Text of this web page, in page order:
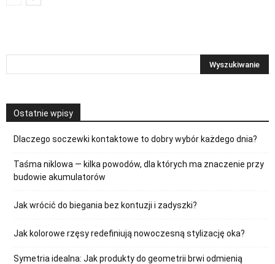
Ostatnie wpisy
Dlaczego soczewki kontaktowe to dobry wybór każdego dnia?
Taśma niklowa — kilka powodów, dla których ma znaczenie przy
budowie akumulatorów
Jak wrócić do biegania bez kontuzji i zadyszki?
Jak kolorowe rzęsy redefiniują nowoczesną stylizację oka?
Symetria idealna: Jak produkty do geometrii brwi odmienią